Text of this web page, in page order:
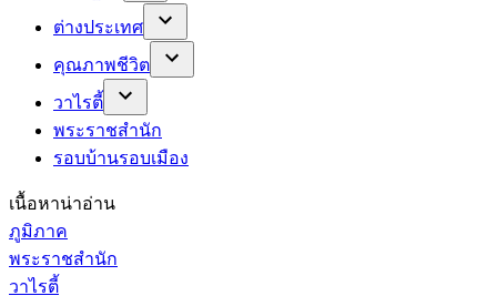
ต่างประเทศ
คุณภาพชีวิต
วาไรตี้
พระราชสำนัก
รอบบ้านรอบเมือง
เนื้อหาน่าอ่าน
ภูมิภาค
พระราชสำนัก
วาไรตี้